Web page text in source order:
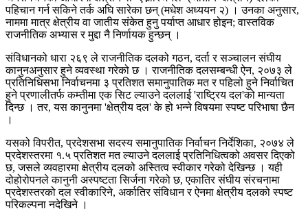
पहिचान गर्न सकिने तर्क अघि सारेका छन् (मधेश अध्ययन २) । उनका अनुसार,
नाममा मात्र क्षेत्रीय वा जातीय संकेत हुनु पर्याप्त आधार होइन; वास्तविक
राजनीतिक अभ्यास र मुद्दा नै निर्णायक हुन्छन् ।
संविधानको धारा २६९ ले राजनीतिक दलको गठन, दर्ता र सञ्चालन संघीय
कानुनअनुसार हुने व्यवस्था गरेको छ । राजनीतिक दलसम्बन्धी ऐन, २०७३ ले
प्रतिनिधिसभा निर्वाचनमा ३ प्रतिशत समानुपातिक मत र पहिलो हुने निर्वाचित
हुने प्रणालीतर्फ कम्तीमा एक सिट ल्याउने दललाई 'राष्ट्रिय दल'को मान्यता
दिन्छ । तर, यस कानुनमा 'क्षेत्रीय दल' के हो भन्ने विषयमा स्पष्ट परिभाषा छैन
।
यसको विपरीत, प्रदेशसभा सदस्य समानुपातिक निर्वाचन निर्देशिका, २०७४ ले
प्रदेशस्तरमा १.५ प्रतिशत मत ल्याउने दललाई प्रतिनिधित्वको अवसर दिएको
छ, जसले व्यवहारमा क्षेत्रीय दलको अस्तित्व स्वीकार गरेको देखिन्छ । यही
दोहोरोपनले कानुनी अस्पष्टता सिर्जना गरेको छ, एकातिर संघीय संरचनामा
प्रदेशस्तरको दल स्वीकारिने, अर्कातिर संविधान र ऐनमा क्षेत्रीय दलको स्पष्ट
परिकल्पना नदेखिने ।